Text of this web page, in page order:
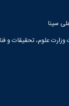
سینا
علوم، تحقیقات و